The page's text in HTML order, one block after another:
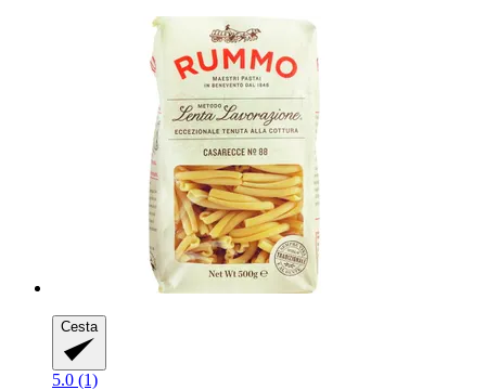
Cesta
5.0 (1)